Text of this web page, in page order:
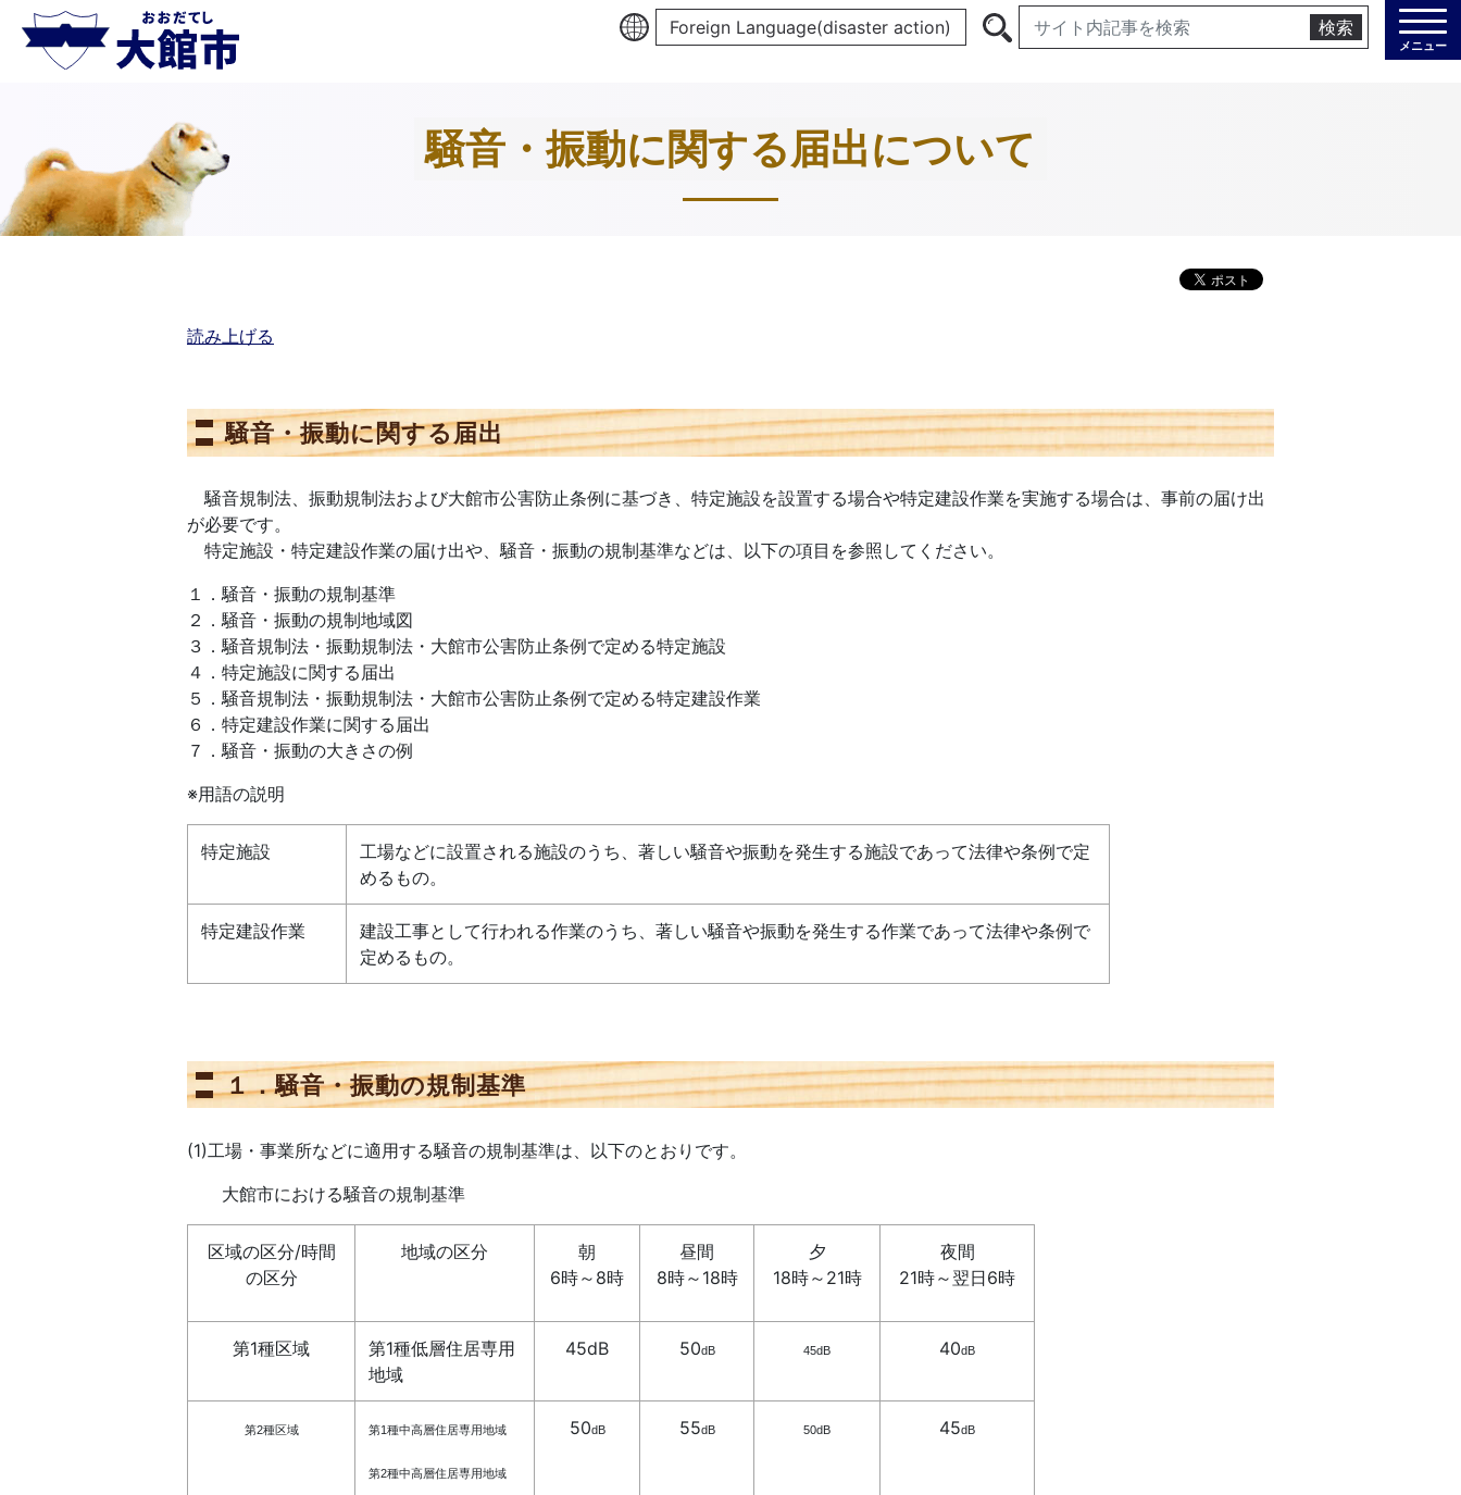
Foreign Language(disaster action) 検索
メニュー
騒音・振動に関する届出について
読み上げる
騒音・振動に関する届出
騒音規制法、振動規制法および大館市公害防止条例に基づき、特定施設を設置する場合や特定建設作業を実施する場合は、事前の届け出
が必要です。
特定施設・特定建設作業の届け出や、騒音・振動の規制基準などは、以下の項目を参照してください。
１．騒音・振動の規制基準
２．騒音・振動の規制地域図
３．騒音規制法・振動規制法・大館市公害防止条例で定める特定施設
４．特定施設に関する届出
５．騒音規制法・振動規制法・大館市公害防止条例で定める特定建設作業
６．特定建設作業に関する届出
７．騒音・振動の大きさの例
※用語の説明
特定施設
工場などに設置される施設のうち、著しい騒音や振動を発生する施設であって法律や条例で定
めるもの。
特定建設作業
建設工事として行われる作業のうち、著しい騒音や振動を発生する作業であって法律や条例で
定めるもの。
１．騒音・振動の規制基準
(1)工場・事業所などに適用する騒音の規制基準は、以下のとおりです。
大館市における騒音の規制基準
区域の区分/時間
の区分
地域の区分
朝
6時～8時
昼間
8時～18時
夕
18時～21時
夜間
21時～翌日6時
第1種区域
第1種低層住居専用
地域
45dB 50dB 45dB 40dB
第2種区域 第1種中高層住居専用地域
第2種中高層住居専用地域
50dB 55dB 50dB 45dB